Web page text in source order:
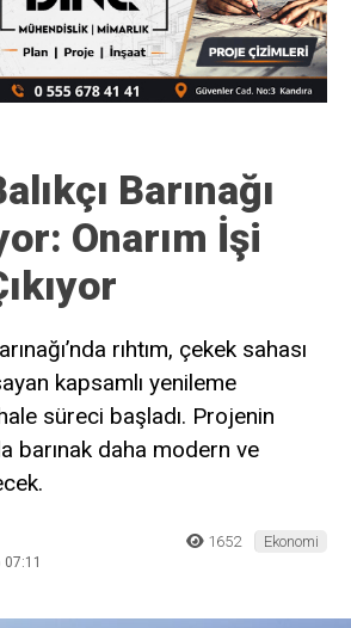
Barınağı
Onarım İşi
rıhtım, çekek sahası
kapsamlı yenileme
süreci başladı. Projenin
barınak daha modern ve
1652 Ekonomi